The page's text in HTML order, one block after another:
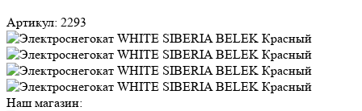
Артикул: 2293
Наш магазин: